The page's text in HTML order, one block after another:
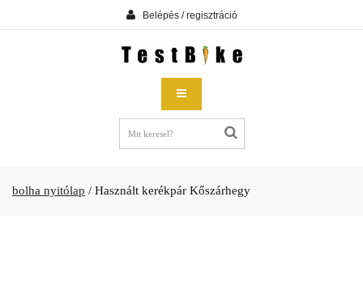
Belépés / regisztráció
bolha nyitólap / Használt kerékpár Kőszárhegy